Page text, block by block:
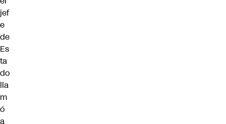
jef
e
de
Es
ta
do
lla
m
ó
a